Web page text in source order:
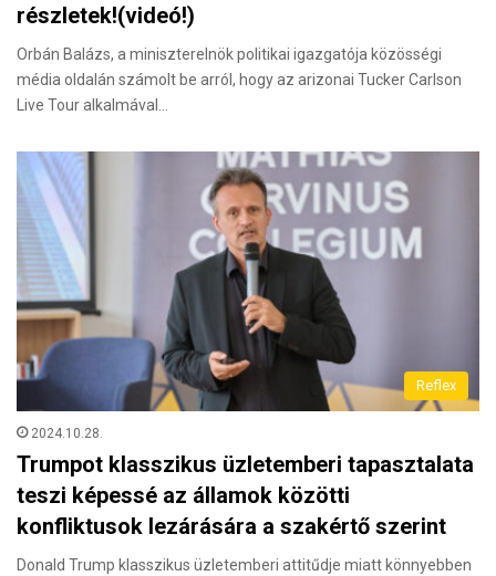
részletek!(videó!)
Orbán Balázs, a miniszterelnök politikai igazgatója közösségi
média oldalán számolt be arról, hogy az arizonai Tucker Carlson
Live Tour alkalmával…
Reflex
2024.10.28.
Trumpot klasszikus üzletemberi tapasztalata
teszi képessé az államok közötti
konfliktusok lezárására a szakértő szerint
Donald Trump klasszikus üzletemberi attitűdje miatt könnyebben